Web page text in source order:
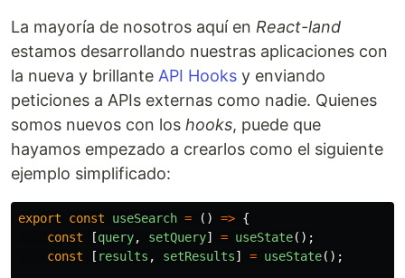
La mayoría de nosotros aquí en React-land
estamos desarrollando nuestras aplicaciones con
la nueva y brillante API Hooks y enviando
peticiones a APIs externas como nadie. Quienes
somos nuevos con los hooks, puede que
hayamos empezado a crearlos como el siguiente
ejemplo simplificado:
export const useSearch = () => {
const
[query, setQuery] = useState();
const
[ results , setResults] = useState();